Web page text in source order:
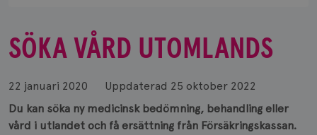
SÖKA VÅRD UTOMLANDS
22 januari 2020 Uppdaterad 25 oktober 2022
Du kan söka ny medicinsk bedömning, behandling eller
vård i utlandet och få ersättning från Försäkringskassan.